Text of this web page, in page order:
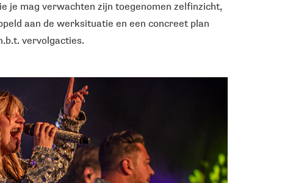
je mag verwachten zijn toegenomen zelfinzicht,
aan de werksituatie en een concreet plan
vervolgacties.